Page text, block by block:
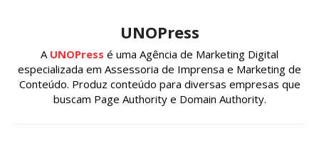
UNOPress
A UNOPress é uma Agência de Marketing Digital
especializada em Assessoria de Imprensa e Marketing de
Conteúdo. Produz conteúdo para diversas empresas que
buscam Page Authority e Domain Authority.